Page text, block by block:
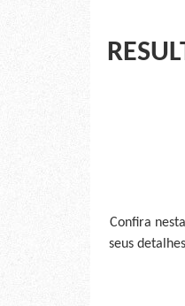
Confira
seus